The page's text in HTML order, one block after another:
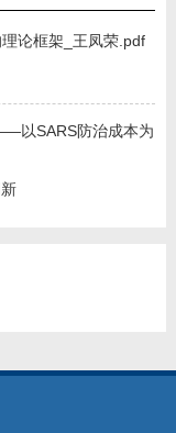
论框架_王凤荣.pdf
以SARS防治成本为